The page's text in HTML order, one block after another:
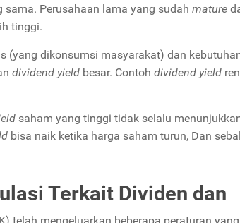
Perusahaan lama yang sudah mature
tinggi.
(yang dikonsumsi masyarakat) dan
dividend yield besar. Contoh dividend yield
saham yang tinggi tidak selalu
bisa naik ketika harga saham turun, Dan
Terkait Dividen dan